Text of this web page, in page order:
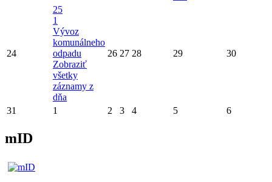
24
25
1
Vývoz
komunálneho
odpadu
Zobraziť
všetky
záznamy z
dňa
26 27 28 29 30
31 1 2 3 4 5 6
mID